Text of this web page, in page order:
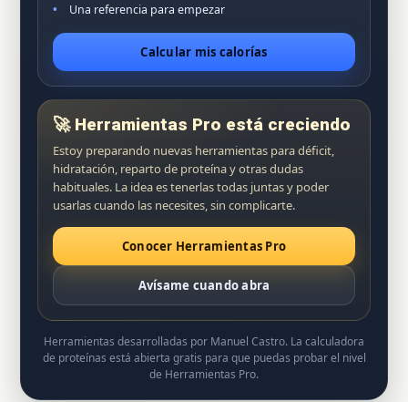
Una referencia para empezar
Calcular mis calorías
🚀 Herramientas Pro está creciendo
Estoy preparando nuevas herramientas para déficit,
hidratación, reparto de proteína y otras dudas
habituales. La idea es tenerlas todas juntas y poder
usarlas cuando las necesites, sin complicarte.
Conocer Herramientas Pro
Avísame cuando abra
Herramientas desarrolladas por Manuel Castro. La calculadora
de proteínas está abierta gratis para que puedas probar el nivel
de Herramientas Pro.